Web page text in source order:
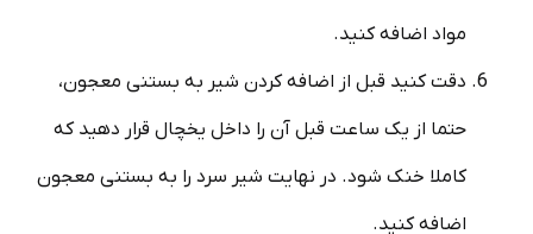
مواد اضافه کنید.
دقت کنید قبل از اضافه کردن شیر به بستنی معجون،
حتما از یک ساعت قبل آن را داخل یخچال قرار دهید که
کاملا خنک شود. در نهایت شیر سرد را به بستنی معجون
اضافه کنید.